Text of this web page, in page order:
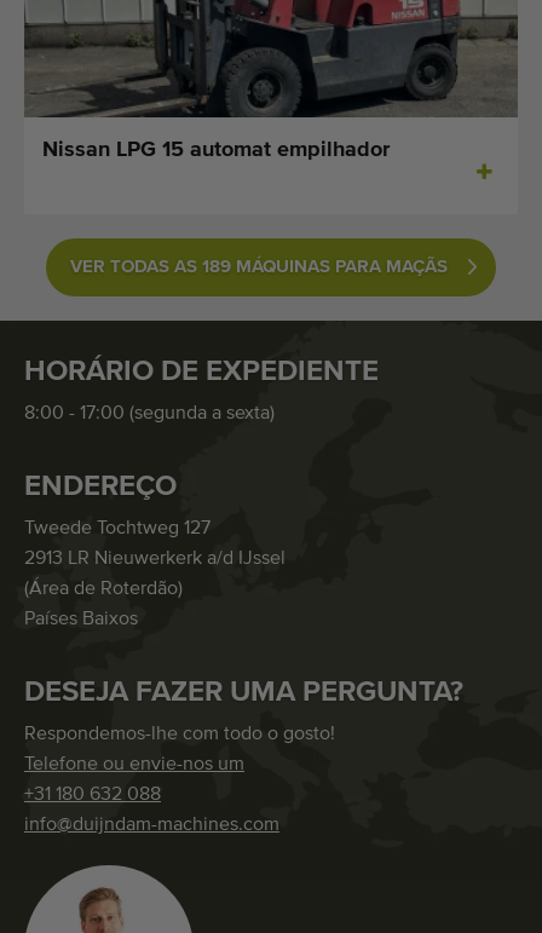
Nissan LPG 15 automat empilhador
VER TODAS AS 189 MÁQUINAS PARA MAÇÃS
HORÁRIO DE EXPEDIENTE
8:00 - 17:00 (segunda a sexta)
ENDEREÇO
Tweede Tochtweg 127
2913 LR Nieuwerkerk a/d IJssel
(Área de Roterdão)
Países Baixos
DESEJA FAZER UMA PERGUNTA?
Respondemos-lhe com todo o gosto!
Telefone ou envie-nos um
+31 180 632 088
info@duijndam-machines.com